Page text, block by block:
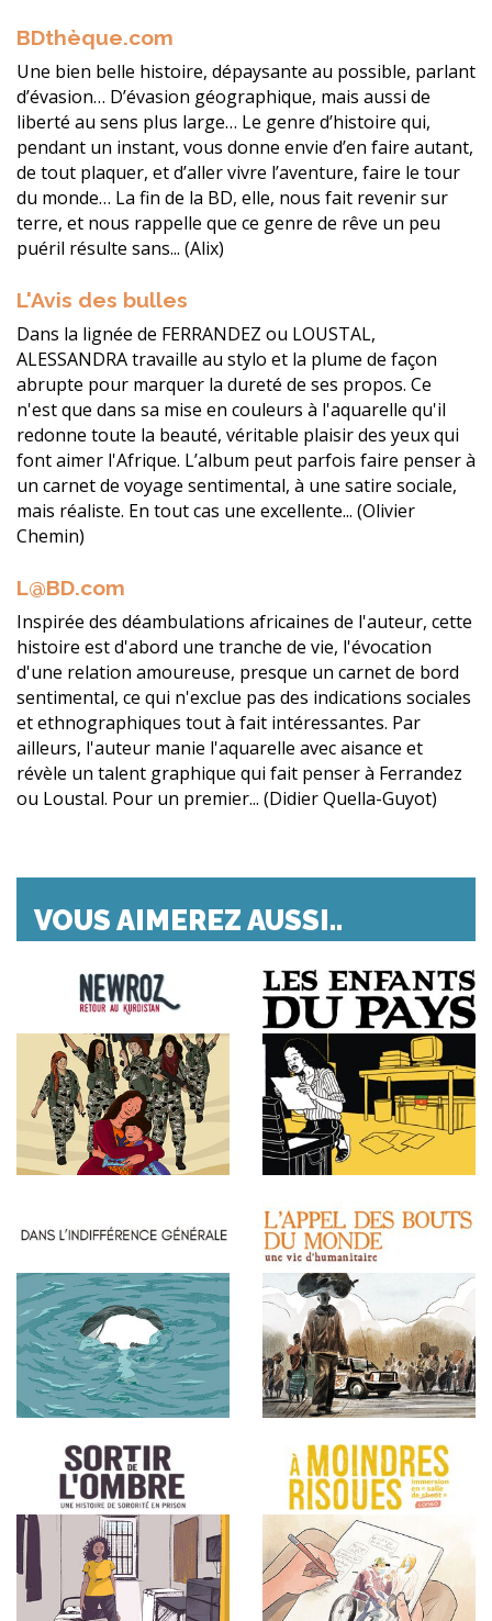
BDthèque.com
Une bien belle histoire, dépaysante au possible, parlant
d’évasion… D’évasion géographique, mais aussi de
liberté au sens plus large… Le genre d’histoire qui,
pendant un instant, vous donne envie d’en faire autant,
de tout plaquer, et d’aller vivre l’aventure, faire le tour
du monde… La fin de la BD, elle, nous fait revenir sur
terre, et nous rappelle que ce genre de rêve un peu
puéril résulte sans... (Alix)
L'Avis des bulles
Dans la lignée de FERRANDEZ ou LOUSTAL,
ALESSANDRA travaille au stylo et la plume de façon
abrupte pour marquer la dureté de ses propos. Ce
n'est que dans sa mise en couleurs à l'aquarelle qu'il
redonne toute la beauté, véritable plaisir des yeux qui
font aimer l'Afrique. L’album peut parfois faire penser à
un carnet de voyage sentimental, à une satire sociale,
mais réaliste. En tout cas une excellente... (Olivier
Chemin)
L@BD.com
Inspirée des déambulations africaines de l'auteur, cette
histoire est d'abord une tranche de vie, l'évocation
d'une relation amoureuse, presque un carnet de bord
sentimental, ce qui n'exclue pas des indications sociales
et ethnographiques tout à fait intéressantes. Par
ailleurs, l'auteur manie l'aquarelle avec aisance et
révèle un talent graphique qui fait penser à Ferrandez
ou Loustal. Pour un premier... (Didier Quella-Guyot)
VOUS AIMEREZ AUSSI..